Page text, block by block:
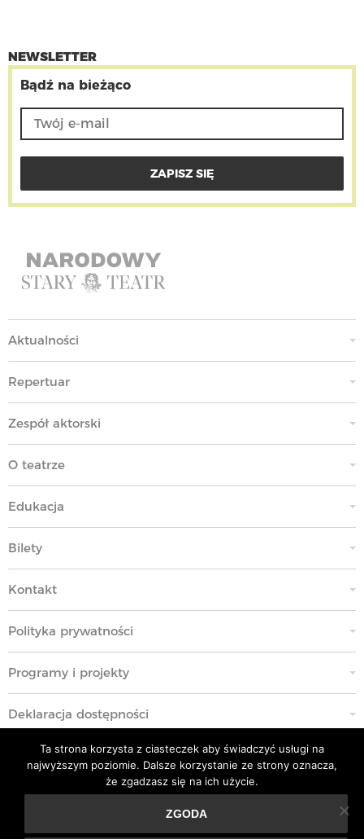
NEWSLETTER
Bądź na bieżąco
Aktualności
Repertuar
Zespół aktorski
O teatrze
Edukacja
Bilety
Kontakt
Polityka prywatności
Programy i projekty
Deklaracja dostępności
Standardy Ochrony Małoletnich
Polityka przeciwko molestowaniu w miejscu pracy
Ta strona korzysta z ciasteczek aby świadczyć usługi na
najwyższym poziomie. Dalsze korzystanie ze strony oznacza,
że zgadzasz się na ich użycie.
ZGODA
Ta strona korzysta z ciasteczek aby świadczyć usługi na